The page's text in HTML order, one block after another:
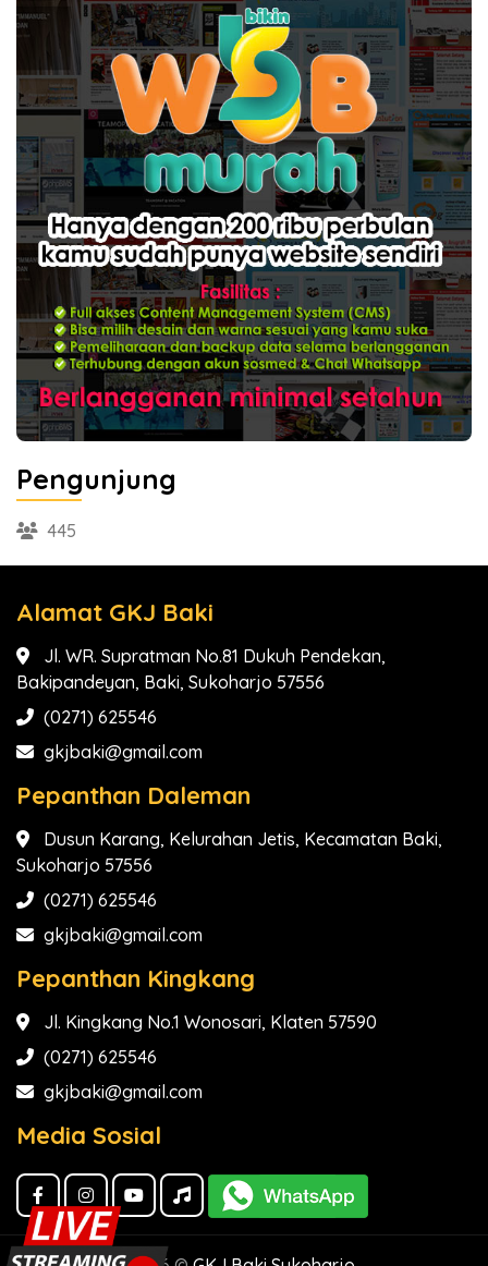
Pengunjung
445
Alamat GKJ Baki
Jl. WR. Supratman No.81 Dukuh Pendekan,
Bakipandeyan, Baki, Sukoharjo 57556
(0271) 625546
gkjbaki@gmail.com
Pepanthan Daleman
Dusun Karang, Kelurahan Jetis, Kecamatan Baki,
Sukoharjo 57556
(0271) 625546
gkjbaki@gmail.com
Pepanthan Kingkang
Jl. Kingkang No.1 Wonosari, Klaten 57590
(0271) 625546
gkjbaki@gmail.com
Media Sosial